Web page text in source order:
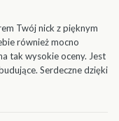
Twój nick z pięknym
również mocno
tak wysokie oceny. Jest
Serdeczne dzięki